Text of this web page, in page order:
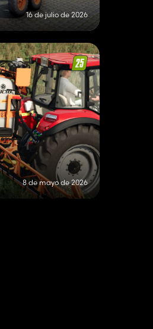
16 de julio de 2026
8 de mayo de 2026